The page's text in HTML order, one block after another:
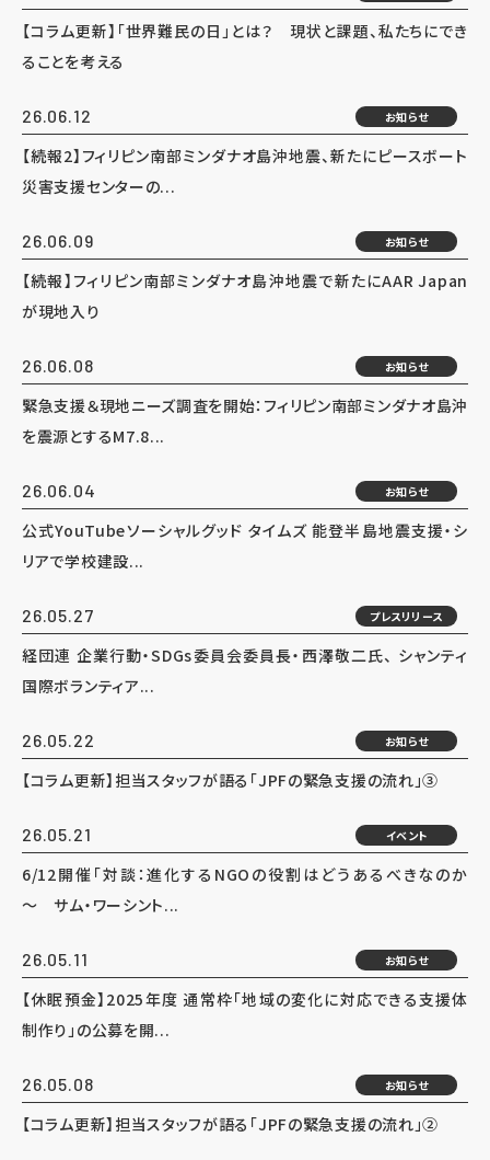
【コラム更新】「世界難民の日」とは？ 現状と課題、私たちにでき
ることを考える
26.06.12 お知らせ
【続報2】フィリピン南部ミンダナオ島沖地震、新たにピースボート
災害支援センターの...
26.06.09 お知らせ
【続報】フィリピン南部ミンダナオ島沖地震で新たにAAR Japan
が現地入り
26.06.08 お知らせ
緊急支援＆現地ニーズ調査を開始：フィリピン南部ミンダナオ島沖
を震源とするM7.8...
26.06.04 お知らせ
公式YouTubeソーシャルグッド タイムズ 能登半島地震支援・シ
リアで学校建設...
26.05.27 プレスリリース
経団連 企業行動・SDGs委員会委員長・西澤敬二氏、 シャンティ
国際ボランティア...
26.05.22 お知らせ
【コラム更新】担当スタッフが語る「JPFの緊急支援の流れ」③
26.05.21 イベント
6/12開催「対談：進化するNGOの役割はどうあるべきなのか
～ サム・ワーシント...
26.05.11 お知らせ
【休眠預金】2025年度 通常枠「地域の変化に対応できる支援体
制作り」の公募を開...
26.05.08 お知らせ
【コラム更新】担当スタッフが語る「JPFの緊急支援の流れ」②